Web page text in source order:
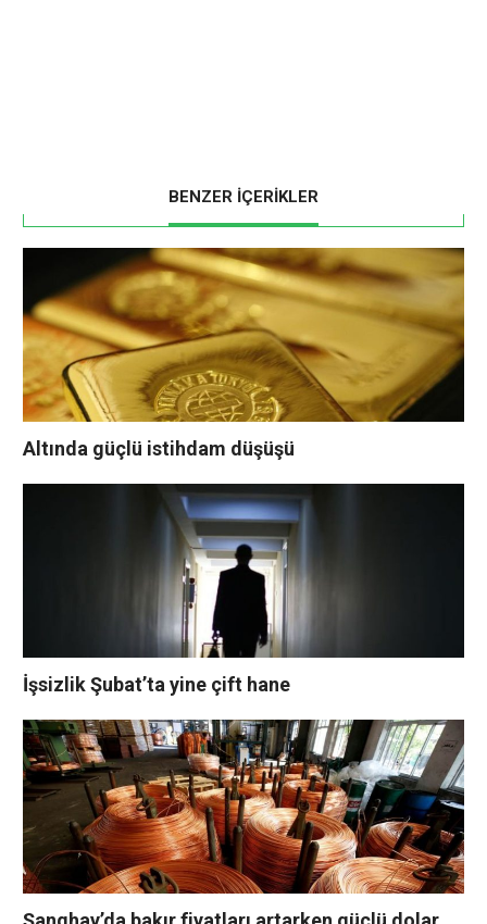
BENZER İÇERİKLER
Altında güçlü istihdam düşüşü
İşsizlik Şubat’ta yine çift hane